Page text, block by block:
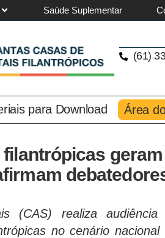
Saúde Suplementar
(61)
para Download Área
(CAS) realiza
no cenário